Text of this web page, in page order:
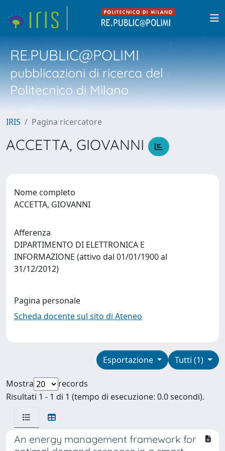
RE.PUBLIC@POLIMI
pubblicazioni di ricerca del
Politecnico di Milano
IRIS Pagina ricercatore
ACCETTA, GIOVANNI
Nome completo
ACCETTA, GIOVANNI
Afferenza
DIPARTIMENTO DI ELETTRONICA E
INFORMAZIONE (attivo dal 01/01/1900 al
31/12/2012)
Pagina personale
Scheda docente sul sito di Ateneo
Tutti (1)
Esportazione
Mostra
records
Risultati 1 - 1 di 1 (tempo di esecuzione: 0.0 secondi).
An energy management framework for